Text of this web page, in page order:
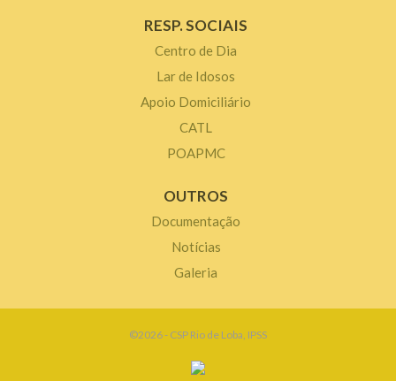
RESP. SOCIAIS
Centro de Dia
Lar de Idosos
Apoio Domiciliário
CATL
POAPMC
OUTROS
Documentação
Notícias
Galeria
©2026 - CSP Rio de Loba, IPSS